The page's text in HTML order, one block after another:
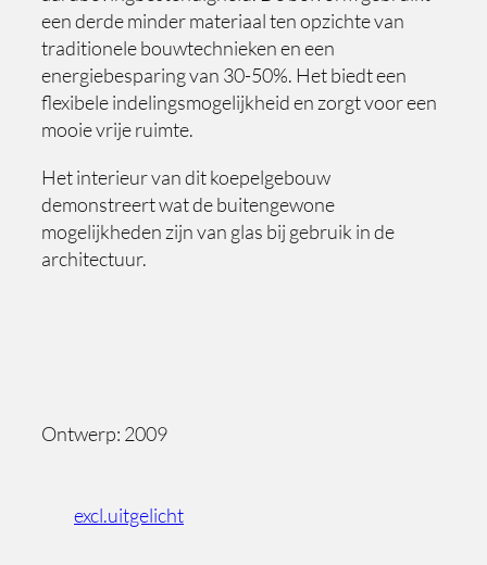
een derde minder materiaal ten opzichte van
traditionele bouwtechnieken en een
energiebesparing van 30-50%. Het biedt een
flexibele indelingsmogelijkheid en zorgt voor een
mooie vrije ruimte.
Het interieur van dit koepelgebouw
demonstreert wat de buitengewone
mogelijkheden zijn van glas bij gebruik in de
architectuur.
Ontwerp: 2009
excl.uitgelicht